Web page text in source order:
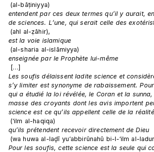
(al-bāṭiniyya)
entendent par ces deux termes qu’il y aurait,
de sciences. L’une, qui serait celle des
(ahl al-ẓāhir),
est la voie islamique
(al-sharia al-islāmiyya)
enseignée par le Prophète lui-même
[…]
Les soufis délaissent ladite science et
s’y limiter est synonyme de rabaissement.
qui a étudié la loi révélée, le Coran et la
masse des croyants dont les avis importent
science est ce qu’ils appellent celle de la
(‘ilm al-haqiqa)
qu’ils prétendent recevoir directement de Dieu
(wa huwa al-laḏī yu‘abbirūnahū bi-l-‘ilm al-
Pour les soufis, cette science est la seule qui